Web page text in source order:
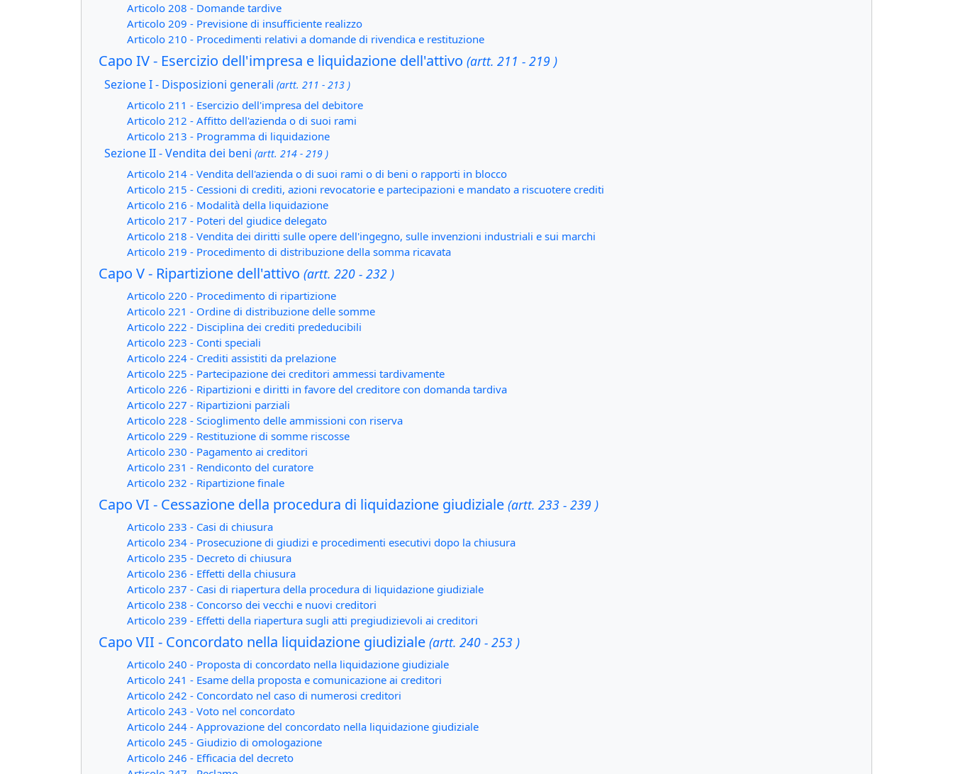
Articolo 208 - Domande tardive
Articolo 209 - Previsione di insufficiente realizzo
Articolo 210 - Procedimenti relativi a domande di rivendica e restituzione
Capo IV - Esercizio dell'impresa e liquidazione dell'attivo (artt. 211 - 219 )
Sezione I - Disposizioni generali (artt. 211 - 213 )
Articolo 211 - Esercizio dell'impresa del debitore
Articolo 212 - Affitto dell'azienda o di suoi rami
Articolo 213 - Programma di liquidazione
Sezione II - Vendita dei beni (artt. 214 - 219 )
Articolo 214 - Vendita dell'azienda o di suoi rami o di beni o rapporti in blocco
Articolo 215 - Cessioni di crediti, azioni revocatorie e partecipazioni e mandato a riscuotere crediti
Articolo 216 - Modalità della liquidazione
Articolo 217 - Poteri del giudice delegato
Articolo 218 - Vendita dei diritti sulle opere dell'ingegno, sulle invenzioni industriali e sui marchi
Articolo 219 - Procedimento di distribuzione della somma ricavata
Capo V - Ripartizione dell'attivo (artt. 220 - 232 )
Articolo 220 - Procedimento di ripartizione
Articolo 221 - Ordine di distribuzione delle somme
Articolo 222 - Disciplina dei crediti prededucibili
Articolo 223 - Conti speciali
Articolo 224 - Crediti assistiti da prelazione
Articolo 225 - Partecipazione dei creditori ammessi tardivamente
Articolo 226 - Ripartizioni e diritti in favore del creditore con domanda tardiva
Articolo 227 - Ripartizioni parziali
Articolo 228 - Scioglimento delle ammissioni con riserva
Articolo 229 - Restituzione di somme riscosse
Articolo 230 - Pagamento ai creditori
Articolo 231 - Rendiconto del curatore
Articolo 232 - Ripartizione finale
Capo VI - Cessazione della procedura di liquidazione giudiziale (artt. 233 - 239 )
Articolo 233 - Casi di chiusura
Articolo 234 - Prosecuzione di giudizi e procedimenti esecutivi dopo la chiusura
Articolo 235 - Decreto di chiusura
Articolo 236 - Effetti della chiusura
Articolo 237 - Casi di riapertura della procedura di liquidazione giudiziale
Articolo 238 - Concorso dei vecchi e nuovi creditori
Articolo 239 - Effetti della riapertura sugli atti pregiudizievoli ai creditori
Capo VII - Concordato nella liquidazione giudiziale (artt. 240 - 253 )
Articolo 240 - Proposta di concordato nella liquidazione giudiziale
Articolo 241 - Esame della proposta e comunicazione ai creditori
Articolo 242 - Concordato nel caso di numerosi creditori
Articolo 243 - Voto nel concordato
Articolo 244 - Approvazione del concordato nella liquidazione giudiziale
Articolo 245 - Giudizio di omologazione
Articolo 246 - Efficacia del decreto